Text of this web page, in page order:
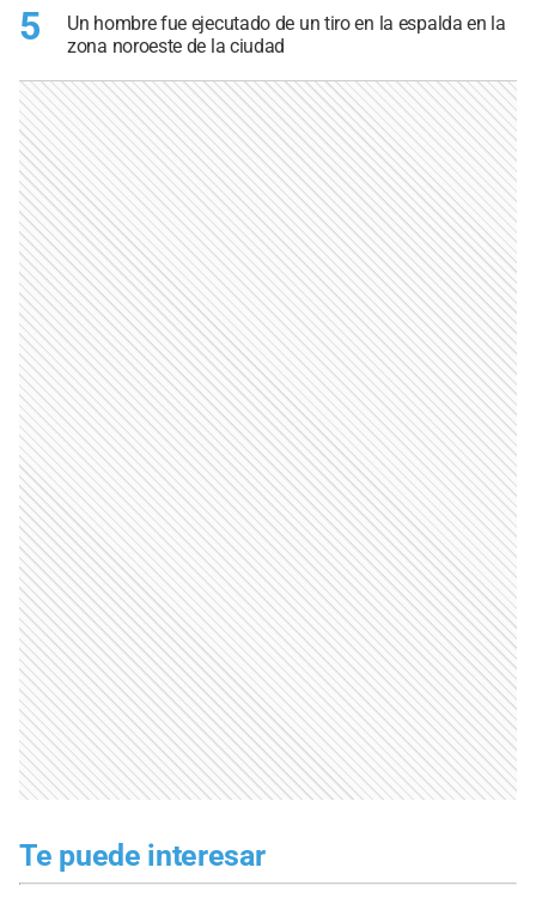
5
Un hombre fue ejecutado de un tiro en la espalda en la
zona noroeste de la ciudad
Te puede interesar